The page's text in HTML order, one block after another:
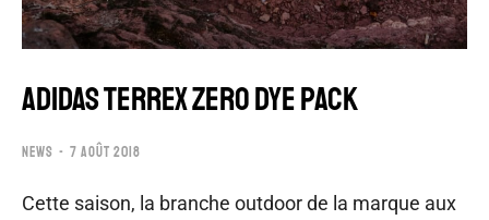
ADIDAS TERREX ZERO DYE PACK
NEWS 7 AOÛT 2018
Cette saison, la branche outdoor de la marque aux